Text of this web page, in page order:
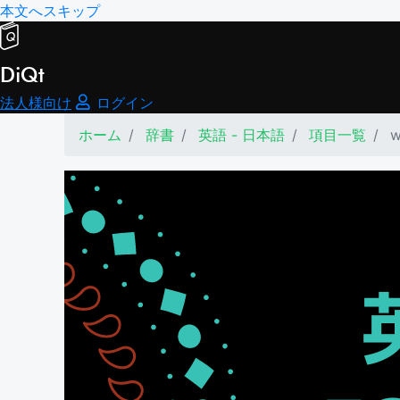
本文へスキップ
DiQt
法人様向け
ログイン
ホーム
辞書 英語 - 日本語 項目一覧